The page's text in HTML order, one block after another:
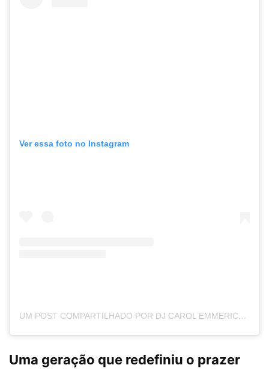
Ver essa foto no Instagram
UM POST COMPARTILHADO POR DJ CAROL EMMERICK (@CAROLEMMERICK)
Uma geração que redefiniu o prazer